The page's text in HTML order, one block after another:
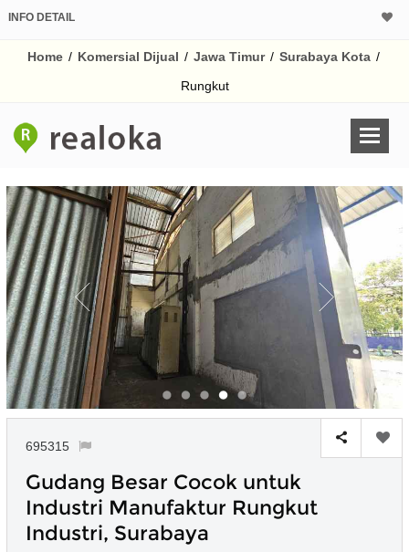
INFO DETAIL
Home / Komersial Dijual / Jawa Timur / Surabaya Kota /
Rungkut
695315
Gudang Besar Cocok untuk
Industri Manufaktur Rungkut
Industri, Surabaya
Harga Rp
% /th
Untuk hasil simulasi
pada kotak-
Simpan